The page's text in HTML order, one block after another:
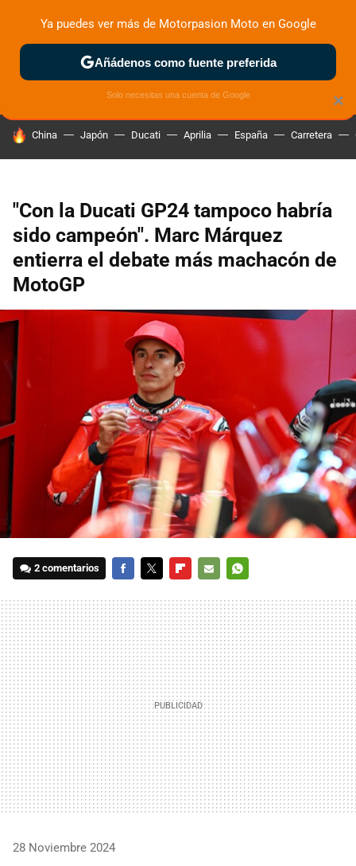
ZONA DE PRUEBAS DEPORTIVAS MOTOS ELÉCTRICAS
HOY SE HABLA DE
China Japón Ducati Aprilia España Carretera
"Con la Ducati GP24 tampoco habría
sido campeón". Marc Márquez
entierra el debate más machacón de
MotoGP
2 comentarios
MAIL
28 Noviembre 2024
×
Ya puedes ver más de Motorpasion Moto en Google
Añádenos como fuente preferida
Solo necesitas una cuenta de Google